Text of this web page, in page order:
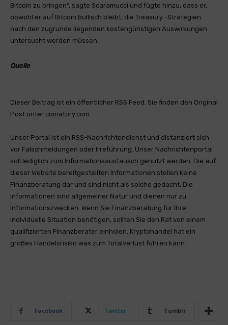
Bitcoin zu bringen“, sagte Scaramucci und fügte hinzu, dass er,
obwohl er auf Bitcoin bullisch bleibt, die Treasury -Strategien
nach den zugrunde liegenden kostengünstigen Auswirkungen
untersucht werden müssen.
Quelle
Dieser Beitrag ist ein öffentlicher RSS Feed. Sie finden den Original
Post unter coinatory.com.
Unser Portal ist ein RSS-Nachrichtendienst und distanziert sich
vor Falschmeldungen oder Irreführung. Unser Nachrichtenportal
soll lediglich zum Informationsaustausch genutzt werden. Die auf
dieser Website bereitgestellten Informationen stellen keine
Finanzberatung dar und sind nicht als solche gedacht. Die
Informationen sind allgemeiner Natur und dienen nur zu
Informationszwecken. Wenn Sie Finanzberatung für Ihre
individuelle Situation benötigen, sollten Sie den Rat von einem
qualifizierten Finanzberater einholen. Kryptohandel hat ein
großes Handelsrisiko was zum Totalverlust führen kann.
Facebook Twitter Tumblr